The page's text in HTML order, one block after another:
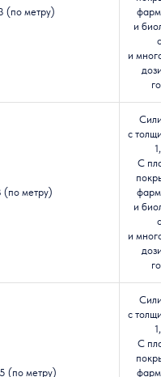
(по метру)
и
и
(по метру)
с
С
и
и
(по метру)
с
С